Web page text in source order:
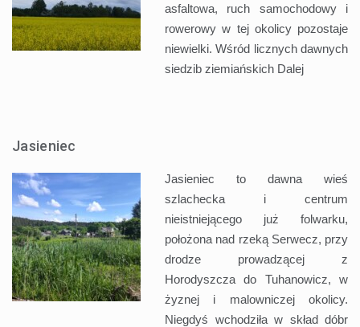
asfaltowa, ruch samochodowy i
rowerowy w tej okolicy pozostaje
niewielki. Wśród licznych dawnych
siedzib ziemiańskich Dalej
Jasieniec
Jasieniec to dawna wieś
szlachecka i centrum
nieistniejącego już folwarku,
położona nad rzeką Serwecz, przy
drodze prowadzącej z
Horodyszcza do Tuhanowicz, w
żyznej i malowniczej okolicy.
Niegdyś wchodziła w skład dóbr